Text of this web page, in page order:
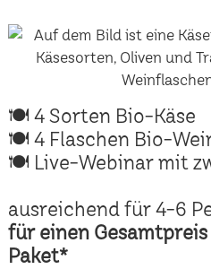
🍽 4 Sorten Bio-Käse
🍽 4 Flaschen Bio-
🍽 Live-Webinar mit
ausreichend für 4-6
für einen
Paket*